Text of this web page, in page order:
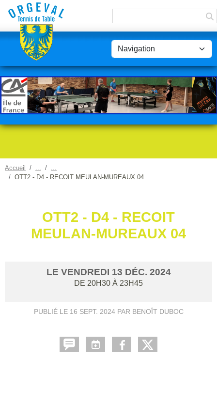
Accueil
OTT2 - D4 - RECOIT MEULAN-MUREAUX 04
OTT2 - D4 - RECOIT
MEULAN-MUREAUX 04
LE VENDREDI 13 DÉC. 2024
DE 20H30 À 23H45
PUBLIÉ LE 16 SEPT. 2024PAR BENOÎT DUBOC
Panneau de gestion des cookies